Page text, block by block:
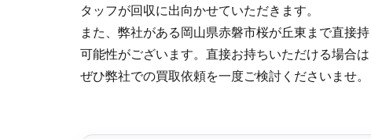
タッフが回収に出向かせていただきます。
また、弊社がある岡山県赤磐市桜が丘東まで直接
可能性がございます。直接お持ちいただける場合
ぜひ弊社での買取依頼を一度ご検討くださいませ。